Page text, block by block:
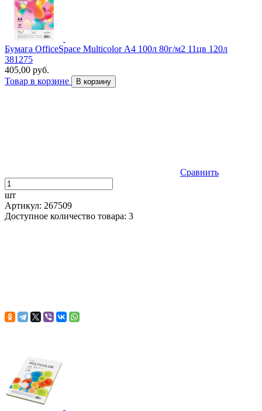
Бумага OfficeSpace Multicolor А4 100л 80г/м2 11цв 120л
381275
405,00 руб.
Товар в корзине
В корзину
Сравнить
шт
Артикул: 267509
Доступное количество товара: 3